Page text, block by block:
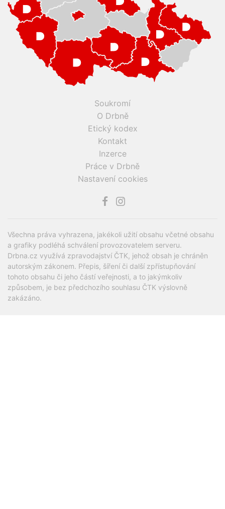
Soukromí
O Drbně
Etický kodex
Kontakt
Inzerce
Práce v Drbně
Nastavení cookies
Všechna práva vyhrazena, jakékoli užití obsahu včetné obsahu
a grafiky podléhá schválení provozovatelem serveru.
Drbna.cz využívá zpravodajství ČTK, jehož obsah je chráněn
autorským zákonem. Přepis, šíření či další zpřístupňování
tohoto obsahu či jeho částí veřejnosti, a to jakýmkoliv
způsobem, je bez předchozího souhlasu ČTK výslovně
zakázáno.